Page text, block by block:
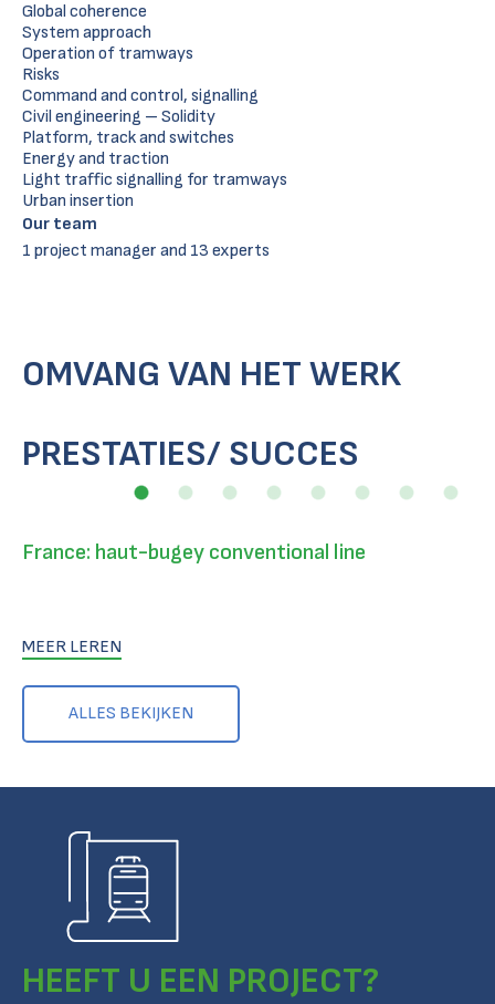
Global coherence
System approach
Operation of tramways
Risks
Command and control, signalling
Civil engineering – Solidity
Platform, track and switches
Energy and traction
Light traffic signalling for tramways
Urban insertion
Our team
1 project manager and 13 experts
OMVANG VAN HET WERK
PRESTATIES/ SUCCES
ALLES BEKIJKEN
France: haut-bugey conventional line
MEER LEREN
HEEFT U EEN PROJECT?